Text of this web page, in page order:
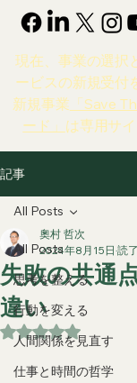
現在、事業の選択
ービスの新規受付
新規事業 「Save
ード」 は専用サ
記事
All Posts
思考を整える
行動を変える
人間関係を見直す
仕事と時間の哲学
All Posts
失敗の共通
違い
奧村 哲次
2024年8月15日 読
5つ星のうちNaN